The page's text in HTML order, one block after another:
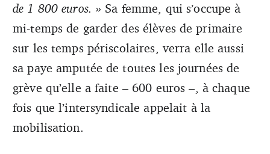
de 1 800 euros. » Sa femme, qui s’occupe à
mi-temps de garder des élèves de primaire
sur les temps périscolaires, verra elle aussi
sa paye amputée de toutes les journées de
grève qu’elle a faite – 600 euros –, à chaque
fois que l’intersyndicale appelait à la
mobilisation.